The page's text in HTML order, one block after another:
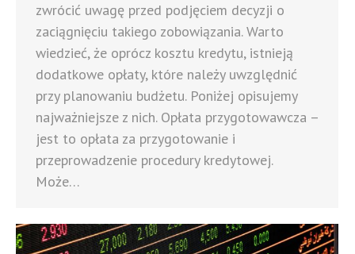
zwrócić uwagę przed podjęciem decyzji o
zaciągnięciu takiego zobowiązania. Warto
wiedzieć, że oprócz kosztu kredytu, istnieją
dodatkowe opłaty, które należy uwzględnić
przy planowaniu budżetu. Poniżej opisujemy
najważniejsze z nich. Opłata przygotowawcza –
jest to opłata za przygotowanie i
przeprowadzenie procedury kredytowej.
Może…